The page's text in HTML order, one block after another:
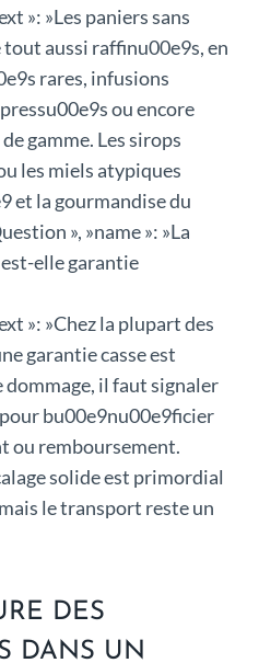
»: »Les paniers sans
aussi raffinu00e9s, en
rares, infusions
ou encore
gamme. Les sirops
les miels atypiques
et la gourmandise du
», »name »: »La
elle garantie
»: »Chez la plupart des
garantie casse est
dommage, il faut signaler
bu00e9nu00e9ficier
ou remboursement.
solide est primordial
le transport reste un
DES
DANS UN